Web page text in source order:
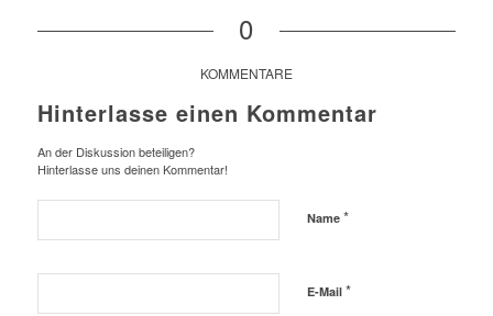
0
KOMMENTARE
Hinterlasse einen Kommentar
An der Diskussion beteiligen?
Hinterlasse uns deinen Kommentar!
Name *
E-Mail *